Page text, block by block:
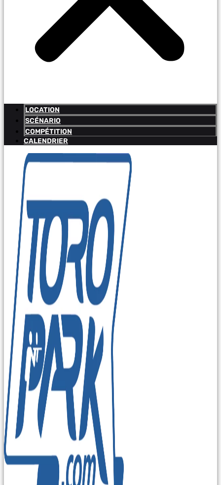
LOCATION
SCÉNARIO
COMPÉTITION
CALENDRIER